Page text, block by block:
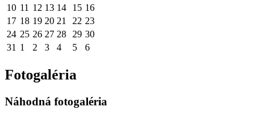
10 11 12 13 14 15 16
17 18 19 20 21 22 23
24 25 26 27 28 29 30
31 1 2 3 4 5 6
Fotogaléria
Náhodná fotogaléria